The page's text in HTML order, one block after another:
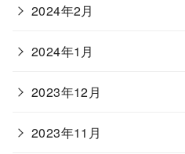
2024年2月
2024年1月
2023年12月
2023年11月